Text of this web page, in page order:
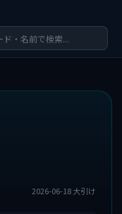
2026-06-18 大引け